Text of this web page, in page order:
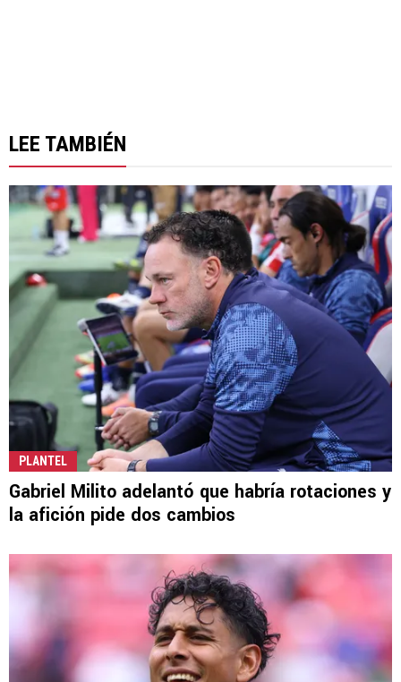
LEE TAMBIÉN
PLANTEL
Gabriel Milito adelantó que habría rotaciones y
la afición pide dos cambios